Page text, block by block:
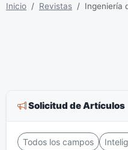
Inicio Revistas Ingeniería
Solicitud de Artículos
Todos los campos